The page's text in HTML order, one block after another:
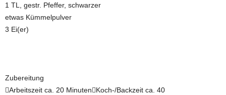
1 TL, gestr. Pfeffer, schwarzer
etwas Kümmelpulver
3 Ei(er)
Zubereitung
Arbeitszeit ca. 20 MinutenKoch-/Backzeit ca. 40